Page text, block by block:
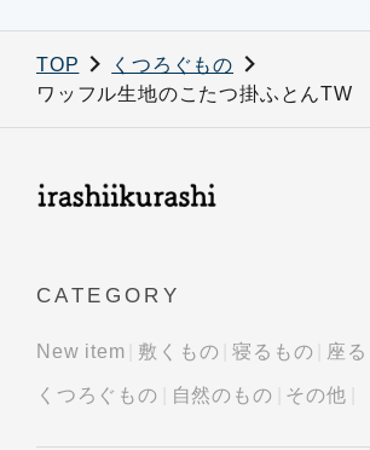
TOP
くつろぐもの
ワッフル生地のこたつ掛ふとんTW
CATEGORY
New item 敷くもの 寝るもの 座
くつろぐもの 自然のもの その他